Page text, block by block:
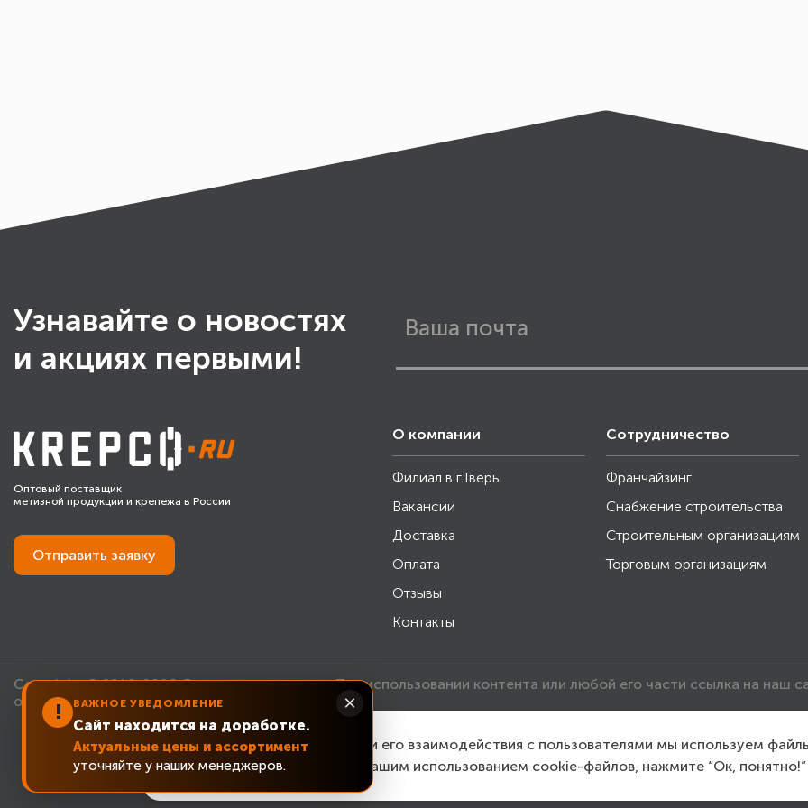
Узнавайте о новостях
и акциях первыми!
Оптовый поставщик
метизной продукции и крепежа в России
Отправить заявку
О компании
Филиал в г.Тверь
Вакансии
Доставка
Оплата
Отзывы
Контакты
Сотрудничество
Франчайзинг
Снабжение строительства
Строительным организациям
Торговым организациям
Copyright © 2010-2026. Все права защищены. При использовании контента или любой его части ссылка на наш
обязательна.
! ВАЖНОЕ УВЕДОМЛЕНИЕ
Сайт находится на доработке.
Актуальные цены и ассортимент
уточняйте у наших менеджеров.
×
Для улучшения работы сайта и его взаимодействия с пользователями мы используем
cookie. Чтобы согласиться с нашим использованием cookie-файлов, нажмите “Ок, понятно!”